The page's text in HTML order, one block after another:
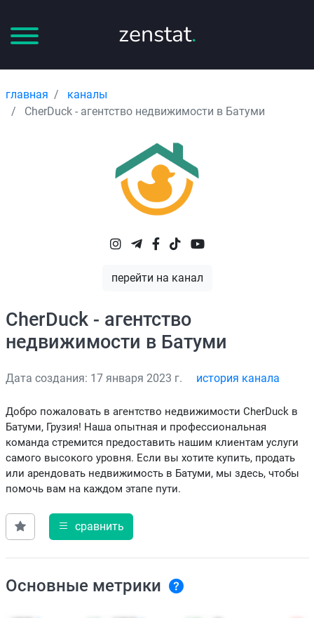
zenstat.
главная
каналы
CherDuck - агентство недвижимости в Батуми
перейти на канал
CherDuck - агентство
недвижимости в Батуми
Дата создания: 17 января 2023 г. история канала
Добро пожаловать в агентство недвижимости CherDuck в
Батуми, Грузия! Наша опытная и профессиональная
команда стремится предоставить нашим клиентам услуги
самого высокого уровня. Если вы хотите купить, продать
или арендовать недвижимость в Батуми, мы здесь, чтобы
помочь вам на каждом этапе пути.
сравнить
Основные метрики